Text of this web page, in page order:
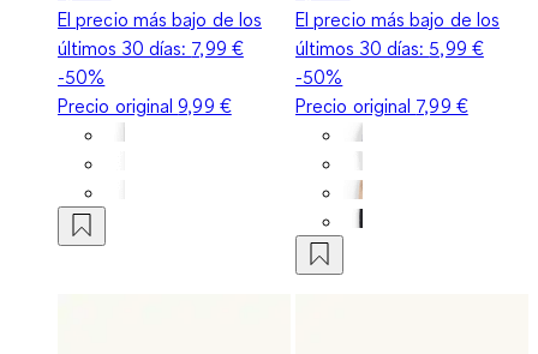
El precio más bajo de los
últimos 30 días: 7,99 €
-50%
Precio original9,99 €
El precio más bajo de los
últimos 30 días: 5,99 €
-50%
Precio original 7,99 €